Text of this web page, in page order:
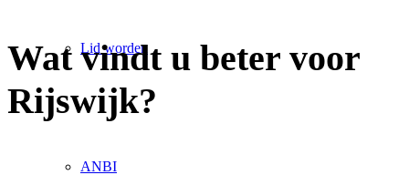
Lid worden
ANBI
Wat vindt u beter voor
Rijswijk?